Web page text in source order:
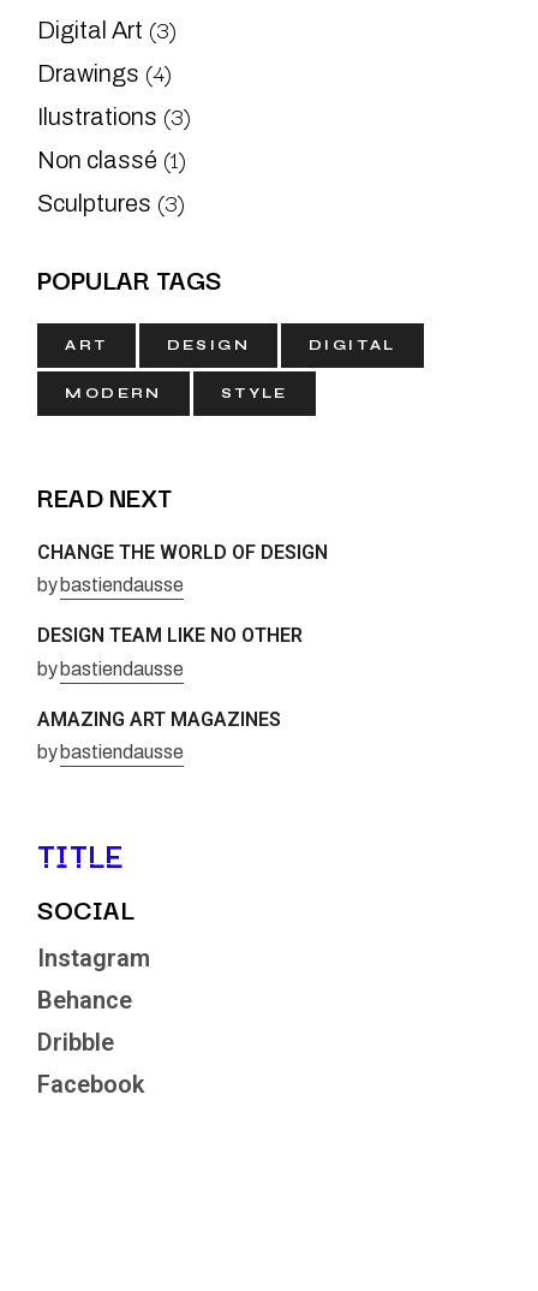
Digital Art (3)
Drawings (4)
Ilustrations (3)
Non classé (1)
Sculptures (3)
POPULAR TAGS
ART DESIGN DIGITAL
MODERN STYLE
READ NEXT
CHANGE THE WORLD OF DESIGN
by bastiendausse
DESIGN TEAM LIKE NO OTHER
by bastiendausse
AMAZING ART MAGAZINES
by bastiendausse
TITLE
SOCIAL
Instagram
Behance
Dribble
Facebook